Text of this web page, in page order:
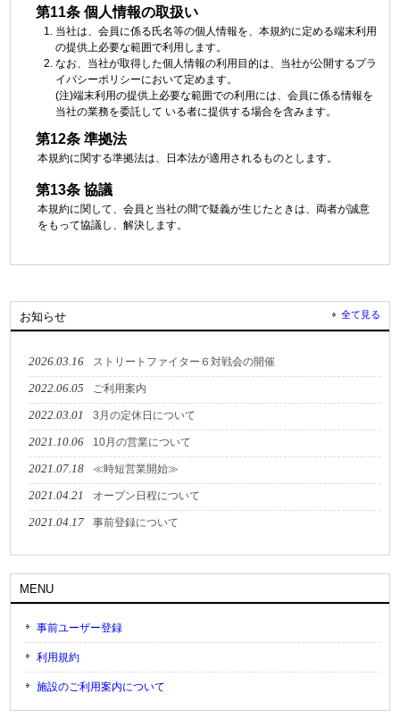
第11条 個人情報の取扱い
当社は、会員に係る氏名等の個人情報を、本規約に定める端末利用
の提供上必要な範囲で利用します。
なお、当社が取得した個人情報の利用目的は、当社が公開するプラ
イバシーポリシーにおいて定めます。
(注)端末利用の提供上必要な範囲での利用には、会員に係る情報を
当社の業務を委託して いる者に提供する場合を含みます。
第12条 準拠法
本規約に関する準拠法は、日本法が適用されるものとします。
第13条 協議
本規約に関して、会員と当社の間で疑義が生じたときは、両者が誠意
をもって協議し、解決します。
お知らせ 全て見る
2026.03.16 ストリートファイター６対戦会の開催
2022.06.05 ご利用案内
2022.03.01 3月の定休日について
2021.10.06 10月の営業について
2021.07.18 ≪時短営業開始≫
2021.04.21 オープン日程について
2021.04.17 事前登録について
MENU
事前ユーザー登録
利用規約
施設のご利用案内について